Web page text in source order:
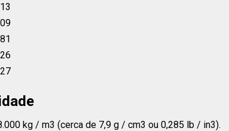
kg / m3 (cerca de 7,9 g / cm3 ou 0,285 lb / in3).